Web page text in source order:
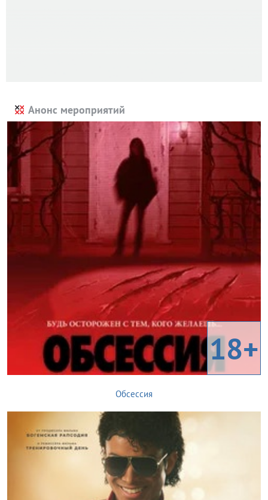
Анонс мероприятий
18+
Обсессия